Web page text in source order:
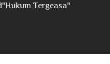
Tergeasa"